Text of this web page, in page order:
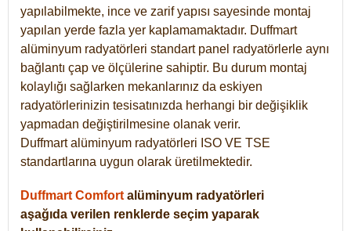
yapılabilmekte, ince ve zarif yapısı sayesinde montaj
yapılan yerde fazla yer kaplamamaktadır. Duffmart
alüminyum radyatörleri standart panel radyatörlerle aynı
bağlantı çap ve ölçülerine sahiptir. Bu durum montaj
kolaylığı sağlarken mekanlarınız da eskiyen
radyatörlerinizin tesisatınızda herhangi bir değişiklik
yapmadan değiştirilmesine olanak verir.
Duffmart alüminyum radyatörleri ISO VE TSE
standartlarına uygun olarak üretilmektedir.
Duffmart Comfort alüminyum radyatörleri
aşağıda verilen renklerde seçim yaparak